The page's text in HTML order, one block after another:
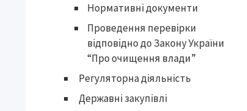
Нормативні документи
Проведення перевірки
відповідно до Закону України
“Про очищення влади”
Регуляторна діяльність
Державні закупівлі